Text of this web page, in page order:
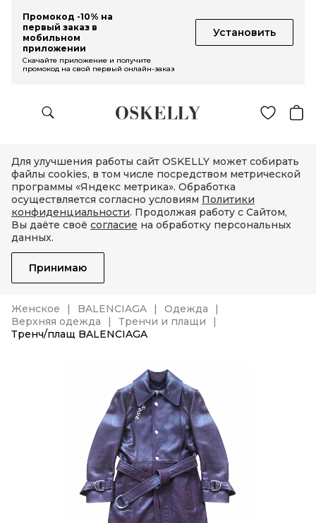
Промокод -10% на
первый заказ в
мобильном
приложении
Установить
Скачайте приложение и получите
промокод на свой первый онлайн-заказ
Для улучшения работы сайт OSKELLY может собирать
файлы cookies, в том числе посредством метрической
программы «Яндекс метрика». Обработка
осуществляется согласно условиям Политики
конфиденциальности. Продолжая работу с Сайтом,
Вы даёте своё согласие на обработку персональных
данных.
Принимаю
Женское BALENCIAGA
Одежда
Верхняя одежда
Тренчи и плащи
Тренч/плащ BALENCIAGA